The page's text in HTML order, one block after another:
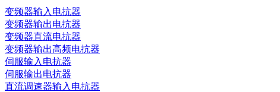
变频器输入电抗器
变频器输出电抗器
变频器直流电抗器
变频器输出高频电抗器
伺服输入电抗器
伺服输出电抗器
直流调速器输入电抗器